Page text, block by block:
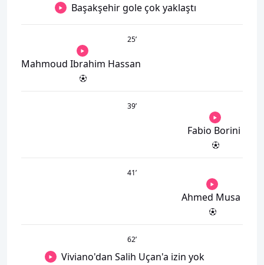
Başakşehir gole çok yaklaştı
25’
Mahmoud Ibrahim Hassan
39’
Fabio Borini
41’
Ahmed Musa
62’
Viviano'dan Salih Uçan'a izin yok